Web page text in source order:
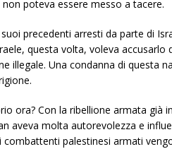
poteva essere messo a tacere.
precedenti arresti da parte di
questa volta, voleva
illegale. Una condanna di questa
ora? Con la ribellione armata già
aveva molta autorevolezza e
combattenti palestinesi armati